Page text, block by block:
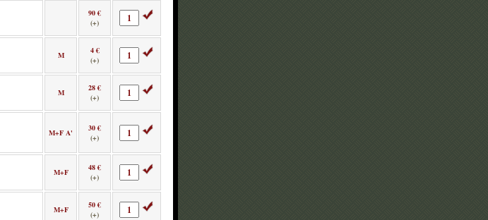
90 €
(+)
M
4 €
(+)
M
28 €
(+)
M+F A'
30 €
(+)
M+F
48 €
(+)
M+F
50 €
(+)